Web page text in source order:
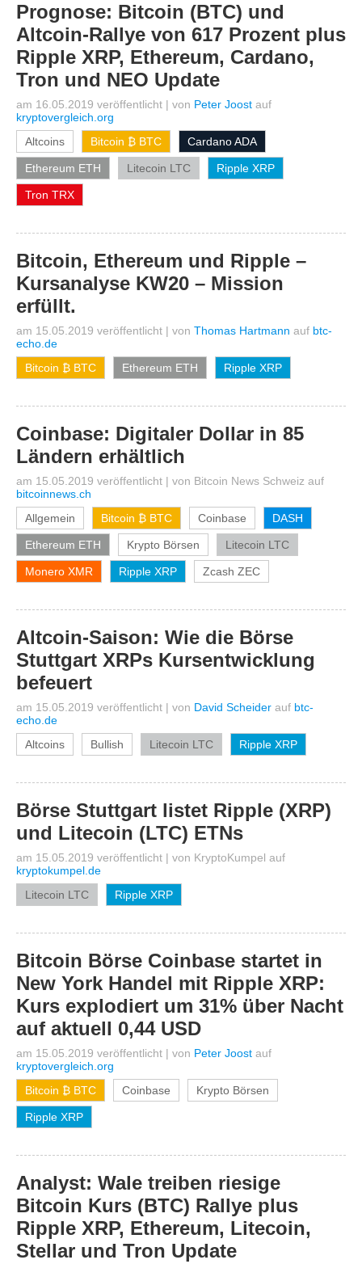
Prognose: Bitcoin (BTC) und
Altcoin-Rallye von 617 Prozent plus
Ripple XRP, Ethereum, Cardano,
Tron und NEO Update
am 16.05.2019 veröffentlicht | von Peter Joost auf
kryptovergleich.org
Altcoins
Bitcoin ₿ BTC Cardano ADA
Ethereum ETH Litecoin LTC Ripple XRP
Tron TRX
Bitcoin, Ethereum und Ripple –
Kursanalyse KW20 – Mission
erfüllt.
am 15.05.2019 veröffentlicht | von Thomas Hartmann auf btc-
echo.de
Bitcoin ₿ BTC
Ethereum ETH Ripple XRP
Coinbase: Digitaler Dollar in 85
Ländern erhältlich
am 15.05.2019 veröffentlicht | von Bitcoin News Schweiz auf
bitcoinnews.ch
Allgemein
Bitcoin ₿ BTC Coinbase DASH
Ethereum ETH Krypto Börsen Litecoin LTC
Monero XMR Ripple XRP Zcash ZEC
Altcoin-Saison: Wie die Börse
Stuttgart XRPs Kursentwicklung
befeuert
am 15.05.2019 veröffentlicht | von David Scheider auf btc-
echo.de
Altcoins
Bullish Litecoin LTC Ripple XRP
Börse Stuttgart listet Ripple (XRP)
und Litecoin (LTC) ETNs
am 15.05.2019 veröffentlicht | von KryptoKumpel auf
kryptokumpel.de
Litecoin LTC
Ripple XRP
Bitcoin Börse Coinbase startet in
New York Handel mit Ripple XRP:
Kurs explodiert um 31% über Nacht
auf aktuell 0,44 USD
am 15.05.2019 veröffentlicht | von Peter Joost auf
kryptovergleich.org
Bitcoin ₿ BTC
Coinbase Krypto Börsen
Ripple XRP
Analyst: Wale treiben riesige
Bitcoin Kurs (BTC) Rallye plus
Ripple XRP, Ethereum, Litecoin,
Stellar und Tron Update